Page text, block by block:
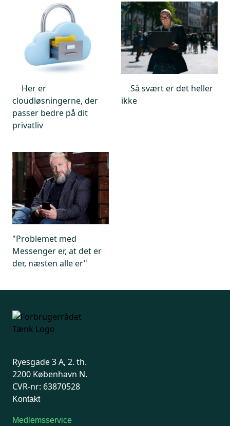
Her er
cloudløsningerne, der
passer bedre på dit
privatliv
Så svært er det heller
ikke
"Problemet med
Messenger er, at det er
der, næsten alle er"
Ryesgade 3 A, 2. th.
2200 København N.
CVR-nr: 63870528
Kontakt
Medlemsservice